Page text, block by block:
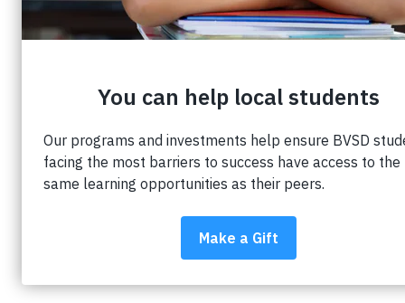
momentos de
inspiración para los
estudiantes del distrito
escolar de Boulder
Valley (BVSD).
El impacto de las becas del
Fondo de Oportunidades